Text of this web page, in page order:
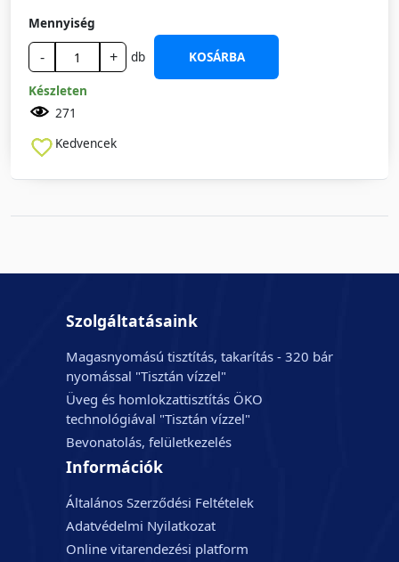
Mennyiség
- + db
KOSÁRBA
Készleten
271
Kedvencek
Szolgáltatásaink
Magasnyomású tisztítás, takarítás - 320 bár
nyomással "Tisztán vízzel"
Üveg és homlokzattisztítás ÖKO
technológiával "Tisztán vízzel"
Bevonatolás, felületkezelés
Információk
Általános Szerződési Feltételek
Adatvédelmi Nyilatkozat
Online vitarendezési platform